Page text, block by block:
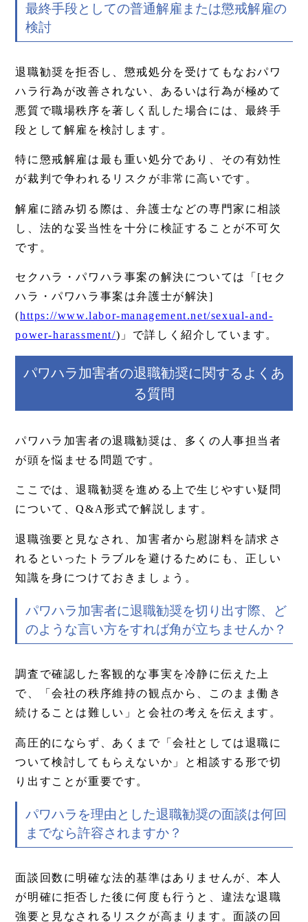
最終手段としての普通解雇または懲戒解雇の
検討
退職勧奨を拒否し、懲戒処分を受けてもなおパワ
ハラ行為が改善されない、あるいは行為が極めて
悪質で職場秩序を著しく乱した場合には、最終手
段として解雇を検討します。
特に懲戒解雇は最も重い処分であり、その有効性
が裁判で争われるリスクが非常に高いです。
解雇に踏み切る際は、弁護士などの専門家に相談
し、法的な妥当性を十分に検証することが不可欠
です。
セクハラ・パワハラ事案の解決については「[セク
ハラ・パワハラ事案は弁護士が解決]
(https://www.labor-management.net/sexual-and-
power-harassment/)」で詳しく紹介しています。
パワハラ加害者の退職勧奨に関するよくあ
る質問
パワハラ加害者の退職勧奨は、多くの人事担当者
が頭を悩ませる問題です。
ここでは、退職勧奨を進める上で生じやすい疑問
について、Q&A形式で解説します。
退職強要と見なされ、加害者から慰謝料を請求さ
れるといったトラブルを避けるためにも、正しい
知識を身につけておきましょう。
パワハラ加害者に退職勧奨を切り出す際、ど
のような言い方をすれば角が立ちませんか？
調査で確認した客観的な事実を冷静に伝えた上
で、「会社の秩序維持の観点から、このまま働き
続けることは難しい」と会社の考えを伝えます。
高圧的にならず、あくまで「会社としては退職に
ついて検討してもらえないか」と相談する形で切
り出すことが重要です。
パワハラを理由とした退職勧奨の面談は何回
までなら許容されますか？
面談回数に明確な法的基準はありませんが、本人
が明確に拒否した後に何度も行うと、違法な退職
強要と見なされるリスクが高まります。面談の回